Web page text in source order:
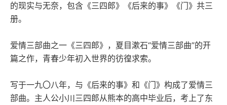
的现实与无奈，包含《三四郎》《后来的事》《门》共三
册。
爱情三部曲之一《三四郎》，夏目漱石“爱情三部曲”的开
篇之作，青春少年初入世界的彷徨求索。
写于一九〇八年，与《后来的事》和《门》构成了爱情三
部曲。主人公小川三四郎从熊本的高中毕业后，考上了东